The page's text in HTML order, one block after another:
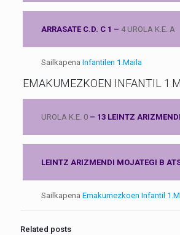
ARRASATE C.D. C 1 – 4 UROLA K.E. A
Sailkapena Infantilen 1.Maila
EMAKUMEZKOEN INFANTIL
UROLA K.E. 0– 13 LEINTZ
LEINTZ ARIZMENDI MOJATEGI B
Sailkapena Emakumezkoen Infantil
Related posts